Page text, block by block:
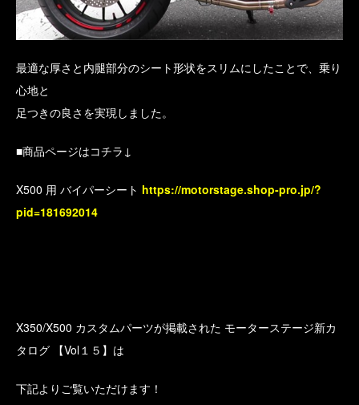
最適な厚さと内腿部分のシート形状をスリムにしたことで、乗り
心地と
足つきの良さを実現しました。
■商品ページはコチラ↓
X500 用 バイパーシート https://motorstage.shop-pro.jp/?
pid=181692014
X350/X500 カスタムパーツが掲載された モーターステージ新カ
タログ 【Vol１５】は
下記よりご覧いただけます！